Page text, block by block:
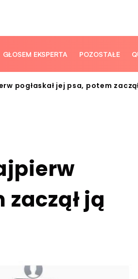
GŁOSEM EKSPERTA POZOSTAŁE
pogłaskał jej psa, potem
ją